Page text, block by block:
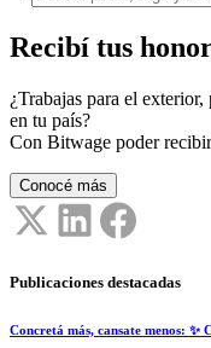
Recibí tus
¿Trabajas para el
en tu país?
Con Bitwage poder
Conocé más
Publicaciones destacadas
Concretá más, cansate menos: ✨